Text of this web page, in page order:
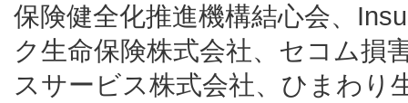
保険健全化推進機構結心会、
ク生命保険株式会社、セコム損
スサービス株式会社、ひまわり